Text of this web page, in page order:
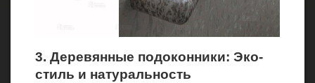
3. Деревянные подоконники: Эко-
стиль и натуральность